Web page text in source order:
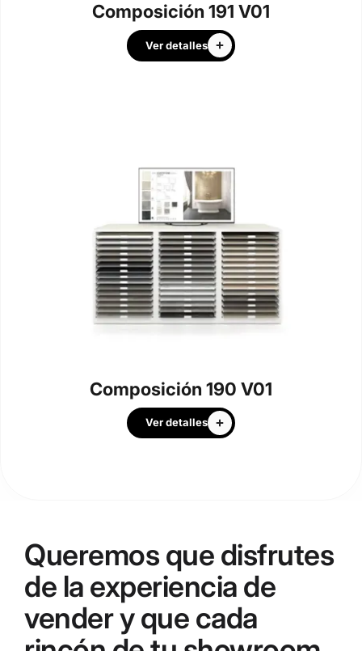
Composición 191 V01
Ver detalles
Composición 190 V01
Ver detalles
Queremos que disfrutes
de la experiencia de
vender y que cada